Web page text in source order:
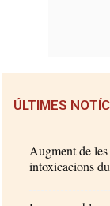
ÚLTIMES
Augment de
intoxicacions